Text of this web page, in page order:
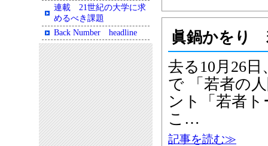
眞鍋かをり
去る10月26
で 「若者の
ント「若者
こ…
記事を読む≫
連載 21世紀の大学に求
めるべき課題
Back Number headline